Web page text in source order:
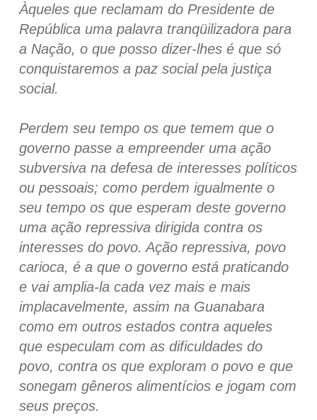
Àqueles que reclamam do Presidente de
República uma palavra tranqüilizadora para
a Nação, o que posso dizer-lhes é que só
conquistaremos a paz social pela justiça
social.
Perdem seu tempo os que temem que o
governo passe a empreender uma ação
subversiva na defesa de interesses políticos
ou pessoais; como perdem igualmente o
seu tempo os que esperam deste governo
uma ação repressiva dirigida contra os
interesses do povo. Ação repressiva, povo
carioca, é a que o governo está praticando
e vai amplia-la cada vez mais e mais
implacavelmente, assim na Guanabara
como em outros estados contra aqueles
que especulam com as dificuldades do
povo, contra os que exploram o povo e que
sonegam gêneros alimentícios e jogam com
seus preços.